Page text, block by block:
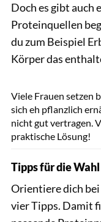
Doch es gibt auch
Proteinquellen
du zum Beispiel
Körper das
Viele Frauen setzen
sich eh pflanzlich
nicht gut vertragen.
praktische Lösung!
Tipps für die
Orientiere dich
vier Tipps. Damit